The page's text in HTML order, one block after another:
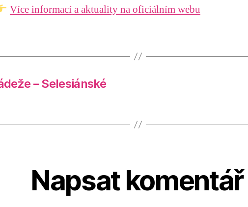
Více informací a aktuality na oficiálním webu
– Selesiánské
Napsat komentář